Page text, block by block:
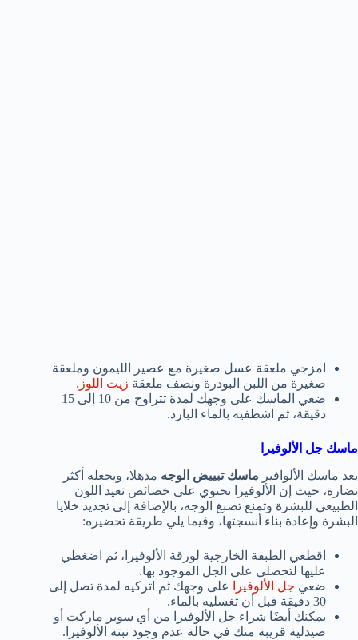
امزجي ملعقة عسل صغيرة مع عصير الليمون وملعقة
صغيرة من اللبن البودرة ونصف ملعقة زيت اللوز .
ضعي الماسك على وجهك لمدة تتراوح من 10 إلى 15
دقيقة، ثم اشطفيه بالماء البارد.
ماسك جل الألوفيرا
يعد ماسك الألوافير ماسك تبييض الوجه مذهلا، ويجعله أكثر
نضارة، حيث إن الألوفيرا تحتوي على خصائص تعيد اللون
الطبيعي للبشرة وتمنع تصبغ الوجه، بالإضافة إلى تجديد خلايا
البشرة وإعادة بناء أنسجتها، وفيما يلي طريقة تحضيره:
اقطعي الطبقة الخارجية لورقة الألوفيرا، ثم اضغطي
عليها لتحصلي على الجل الموجود بها.
ضعي جل الألوفيرا
على وجهك ثم اتركيه لمدة تصل إلى
30 دقيقة قبل أن تغسليه بالماء.
يمكنك أيضًا شراء جل الألوفيرا من أي سوبر ماركت أو
صيدلية قريبة منك في حالة عدم وجود نبتة الألوفيرا.